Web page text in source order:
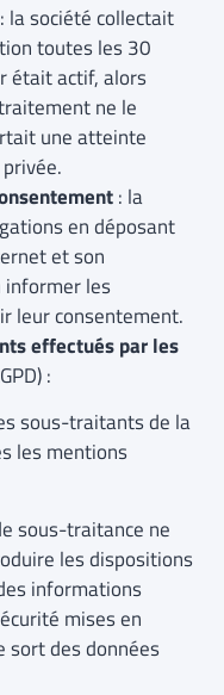
: la société collectait
toutes les 30
était actif, alors
ne le
une atteinte
: la
en déposant
et son
informer les
leur consentement.
effectués par les
:
sous-traitants de la
les mentions
sous-traitance ne
les dispositions
informations
mises en
des données